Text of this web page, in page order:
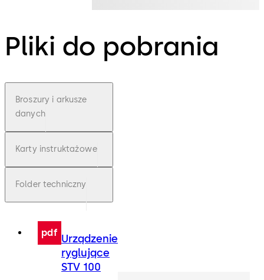
Pliki do pobrania
Broszury i arkusze
danych
Karty instruktażowe
Folder techniczny
pdf Urządzenie
ryglujące
STV 100